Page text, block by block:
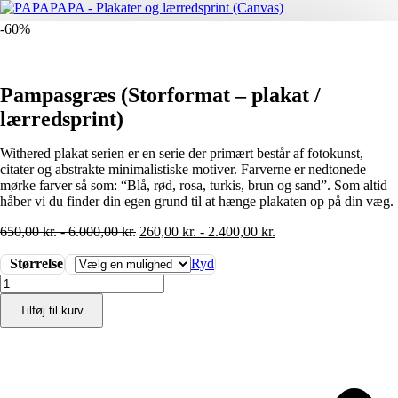
-60%
Pampasgræs (Storformat – plakat /
lærredsprint)
Withered plakat serien er en serie der primært består af fotokunst,
citater og abstrakte minimalistiske motiver. Farverne er nedtonede
mørke farver så som: “Blå, rød, rosa, turkis, brun og sand”. Som altid
håber vi du finder din egen grund til at hænge plakaten op på din væg.
650,00kr.-6.000,00kr. 260,00 kr. - 2.400,00 kr.
Størrelse
Ryd
Pampasgræs
(Storformat
plakat
Tilføj til kurv